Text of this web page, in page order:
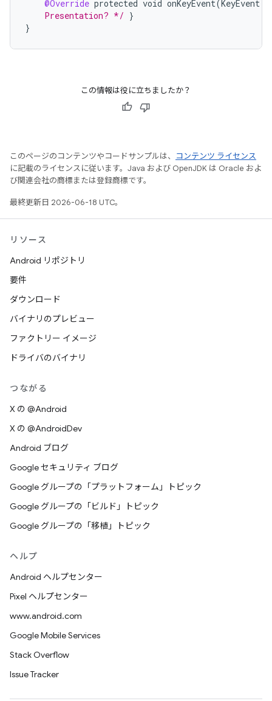
@Override protected void onKeyEvent(KeyEvent
    Presentation? */
}
}
この情報は役に立ちましたか？
このページのコンテンツやコードサンプルは、
コンテンツ ライセンス
に記載のライセンスに従います。Java および OpenJDK は Oracle およ
び関連会社の商標または登録商標です。
最終更新日 2026-06-18 UTC。
リソース
Android リポジトリ
要件
ダウンロード
バイナリのプレビュー
ファクトリー イメージ
ドライバのバイナリ
つながる
X の @Android
X の @AndroidDev
Android ブログ
Google セキュリティ ブログ
Google グループの「プラットフォーム」トピック
Google グループの「ビルド」トピック
Google グループの「移植」トピック
ヘルプ
Android ヘルプセンター
Pixel ヘルプセンター
www.android.com
Google Mobile Services
Stack Overflow
Issue Tracker